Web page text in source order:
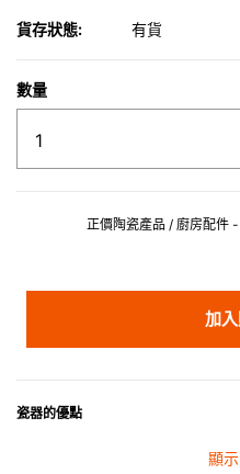
貨存狀態: 有貨
數量
正價陶瓷產品 / 廚房配件
加
瓷器的優點
• 耐熱性極佳，適用於微波爐，也可